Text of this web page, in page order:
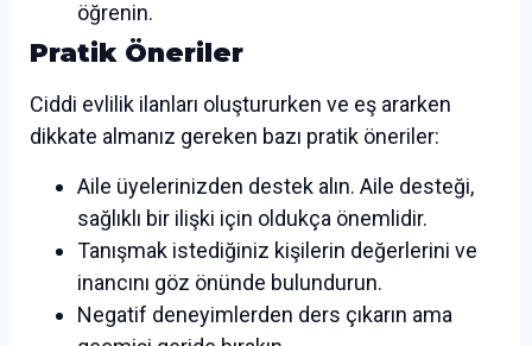
öğrenin.
Pratik Öneriler
Ciddi evlilik ilanları oluştururken ve eş ararken
dikkate almanız gereken bazı pratik öneriler:
Aile üyelerinizden destek alın. Aile desteği,
sağlıklı bir ilişki için oldukça önemlidir.
Tanışmak istediğiniz kişilerin değerlerini ve
inancını göz önünde bulundurun.
Negatif deneyimlerden ders çıkarın ama